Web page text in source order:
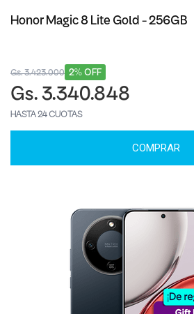
Honor Magic 8 Lite Gold - 256GB
2% OFF
Gs. 3.423.000
Gs. 3.340.848
HASTA 24 CUOTAS
COMPRAR